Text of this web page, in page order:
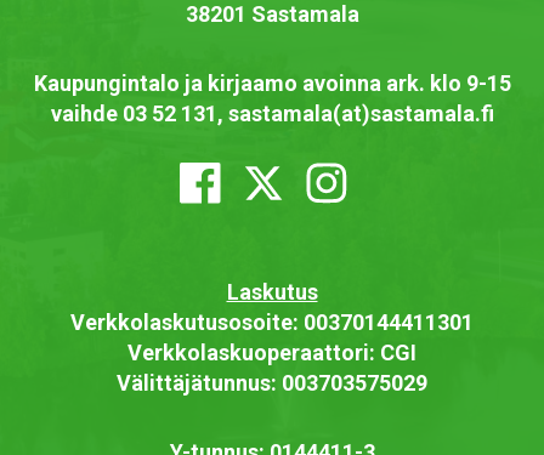
38201 Sastamala
Kaupungintalo ja kirjaamo avoinna ark. klo 9-15
vaihde 03 52 131, sastamala(at)sastamala.fi
Laskutus
Verkkolaskutusosoite: 00370144411301
Verkkolaskuoperaattori: CGI
Välittäjätunnus: 003703575029